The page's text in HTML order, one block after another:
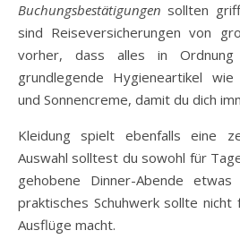
Buchungsbestätigungen sollten
sind Reiseversicherungen von
vorher, dass alles in
grundlegende Hygieneartikel wie
und Sonnencreme, damit du dich
Kleidung spielt ebenfalls eine
Auswahl solltest du sowohl für
gehobene Dinner-Abende etwas
praktisches Schuhwerk sollte nicht
Ausflüge macht.